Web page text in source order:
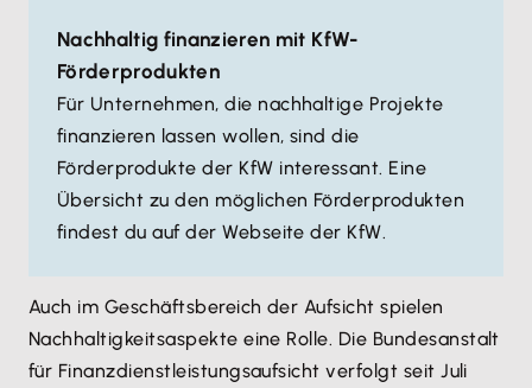
Nachhaltig finanzieren mit KfW-
Förderprodukten
Für Unternehmen, die nachhaltige Projekte
finanzieren lassen wollen, sind die
Förderprodukte der KfW interessant. Eine
Übersicht zu den möglichen Förderprodukten
findest du auf der Webseite der KfW.
Auch im Geschäftsbereich der Aufsicht spielen
Nachhaltigkeitsaspekte eine Rolle. Die Bundesanstalt
für Finanzdienstleistungsaufsicht verfolgt seit Juli